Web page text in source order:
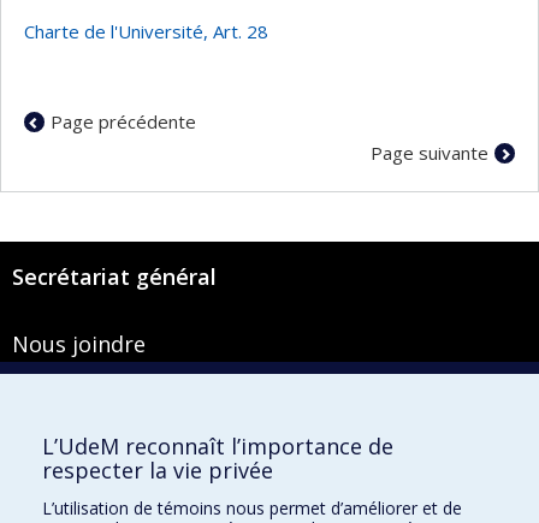
Charte de l'Université, Art. 28
Page précédente
Page suivante
Secrétariat général
Nous joindre
Montréal (Québec) H3T 1J4
Courriel :secretariat-general@umontreal.ca
L’UdeM reconnaît l’importance de
respecter la vie privée
L’utilisation de témoins nous permet d’améliorer et de